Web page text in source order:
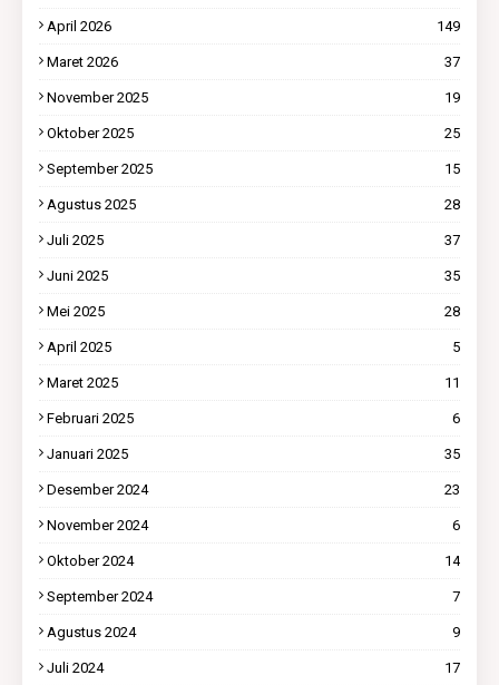
April 2026 149
Maret 2026 37
November 2025 19
Oktober 2025 25
September 2025 15
Agustus 2025 28
Juli 2025 37
Juni 2025 35
Mei 2025 28
April 2025 5
Maret 2025 11
Februari 2025 6
Januari 2025 35
Desember 2024 23
November 2024 6
Oktober 2024 14
September 2024 7
Agustus 2024 9
Juli 2024 17